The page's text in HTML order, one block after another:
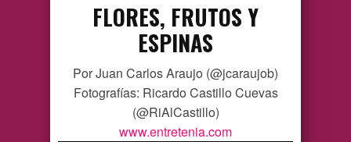
FLORES, FRUTOS Y
ESPINAS
Por Juan Carlos Araujo (@jcaraujob)
Fotografías: Ricardo Castillo Cuevas
(@RiAlCastillo)
www.entretenia.com